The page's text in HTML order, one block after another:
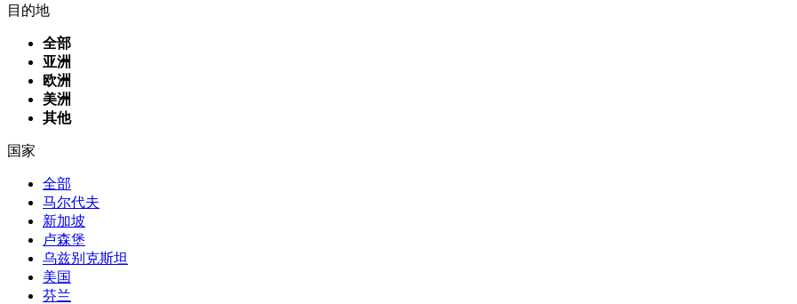
目的地
全部
亚洲
欧洲
美洲
其他
国家
全部
马尔代夫
新加坡
卢森堡
乌兹别克斯坦
美国
芬兰